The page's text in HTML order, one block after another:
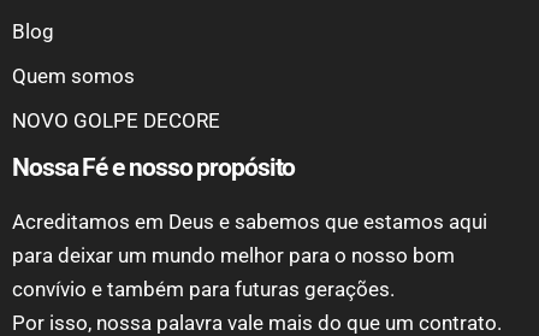
Blog
Quem somos
NOVO GOLPE DECORE
Nossa Fé e nosso propósito
Acreditamos em Deus e sabemos que estamos aqui
para deixar um mundo melhor para o nosso bom
convívio e também para futuras gerações.
Por isso, nossa palavra vale mais do que um contrato.